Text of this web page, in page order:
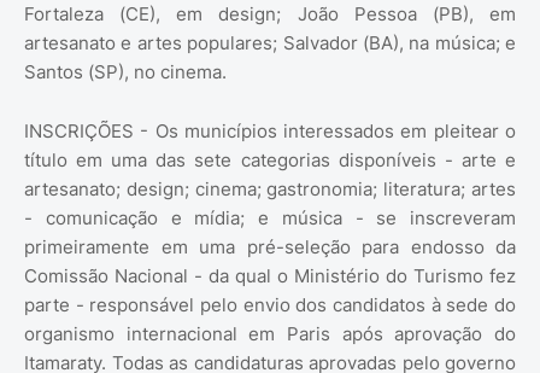
Fortaleza (CE), em design; João Pessoa (PB), em
artesanato e artes populares; Salvador (BA), na música; e
Santos (SP), no cinema.
INSCRIÇÕES - Os municípios interessados em pleitear o
título em uma das sete categorias disponíveis - arte e
artesanato; design; cinema; gastronomia; literatura; artes
- comunicação e mídia; e música - se inscreveram
primeiramente em uma pré-seleção para endosso da
Comissão Nacional - da qual o Ministério do Turismo fez
parte - responsável pelo envio dos candidatos à sede do
organismo internacional em Paris após aprovação do
Itamaraty. Todas as candidaturas aprovadas pelo governo